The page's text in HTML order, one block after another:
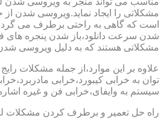
مشکلاتی را ایجاد نماید.ویروسی شدن
است که گاهی به راحتی برطرف می
شدن سرعت دانلود،باز شدن پنجره های
مشکلاتی هستند که به دلیل ویروسی
علاوه بر این موارد،از جمله مشکلات
توان به خرابی کیبورد،خرابی
سیستم به وایفای،خرابی فن و غیره
راه حل تعمیر و برطرف کردن مشکلات